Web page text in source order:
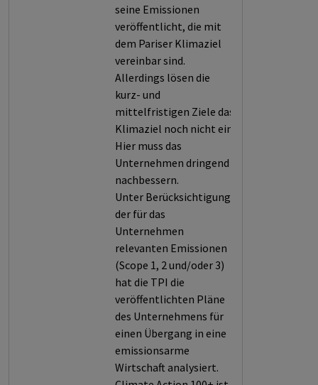
seine Emissionen
veröffentlicht, die mit
dem Pariser Klimaziel
vereinbar sind.
Allerdings lösen die
kurz- und
mittelfristigen Ziele das
Klimaziel noch nicht ein.
Hier muss das
Unternehmen dringend
nachbessern.
Unter Berücksichtigung
der für das
Unternehmen
relevanten Emissionen
(Scope 1, 2 und/oder 3)
hat die TPI die
veröffentlichten Pläne
des Unternehmens für
einen Übergang in eine
emissionsarme
Wirtschaft analysiert.